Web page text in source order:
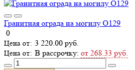
Гранитная ограда на могилу О129
0
3 220.00 руб.
В рассрочку: от 268.33 руб.